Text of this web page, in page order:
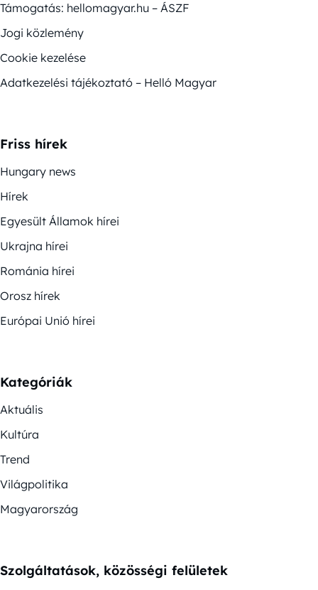
Támogatás: hellomagyar.hu – ÁSZF
Jogi közlemény
Cookie kezelése
Adatkezelési tájékoztató – Helló Magyar
Friss hírek
Hungary news
Hírek
Egyesült Államok hírei
Ukrajna hírei
Románia hírei
Orosz hírek
Európai Unió hírei
Kategóriák
Aktuális
Kultúra
Trend
Világpolitika
Magyarország
Szolgáltatások, közösségi felületek